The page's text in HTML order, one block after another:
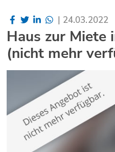
| 24.03.2022
Haus zur Miete
(nicht mehr